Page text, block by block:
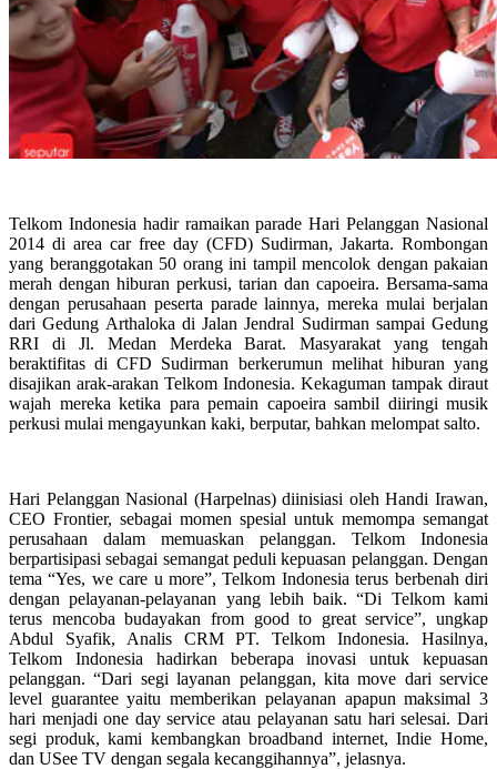
Telkom Indonesia hadir ramaikan parade Hari Pelanggan Nasional
2014 di area car free day (CFD) Sudirman, Jakarta. Rombongan
yang beranggotakan 50 orang ini tampil mencolok dengan pakaian
merah dengan hiburan perkusi, tarian dan capoeira. Bersama-sama
dengan perusahaan peserta parade lainnya, mereka mulai berjalan
dari Gedung Arthaloka di Jalan Jendral Sudirman sampai Gedung
RRI di Jl. Medan Merdeka Barat. Masyarakat yang tengah
beraktifitas di CFD Sudirman berkerumun melihat hiburan yang
disajikan arak-arakan Telkom Indonesia. Kekaguman tampak diraut
wajah mereka ketika para pemain capoeira sambil diiringi musik
perkusi mulai mengayunkan kaki, berputar, bahkan melompat salto.
Hari Pelanggan Nasional (Harpelnas) diinisiasi oleh Handi Irawan,
CEO Frontier, sebagai momen spesial untuk memompa semangat
perusahaan dalam memuaskan pelanggan. Telkom Indonesia
berpartisipasi sebagai semangat peduli kepuasan pelanggan. Dengan
tema “Yes, we care u more”, Telkom Indonesia terus berbenah diri
dengan pelayanan-pelayanan yang lebih baik. “Di Telkom kami
terus mencoba budayakan from good to great service”, ungkap
Abdul Syafik, Analis CRM PT. Telkom Indonesia. Hasilnya,
Telkom Indonesia hadirkan beberapa inovasi untuk kepuasan
pelanggan. “Dari segi layanan pelanggan, kita move dari service
level guarantee yaitu memberikan pelayanan apapun maksimal 3
hari menjadi one day service atau pelayanan satu hari selesai. Dari
segi produk, kami kembangkan broadband internet, Indie Home,
dan USee TV dengan segala kecanggihannya”, jelasnya.